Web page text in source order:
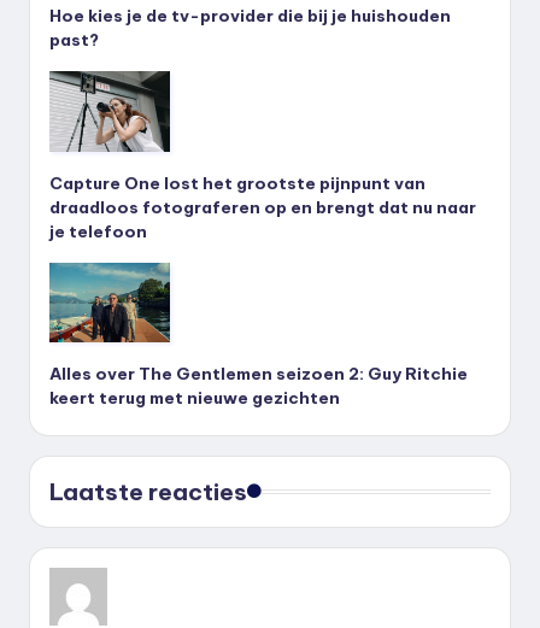
Hoe kies je de tv-provider die bij je huishouden
past?
Capture One lost het grootste pijnpunt van
draadloos fotograferen op en brengt dat nu naar
je telefoon
Alles over The Gentlemen seizoen 2: Guy Ritchie
keert terug met nieuwe gezichten
Laatste reacties